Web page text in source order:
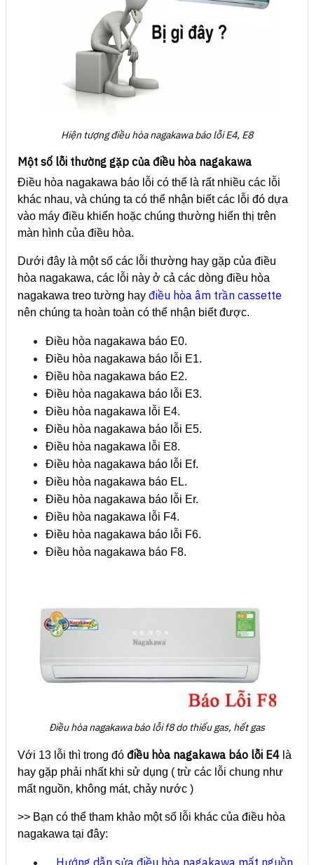
Hiện tượng điều hòa nagakawa báo lỗi E4, E8
Một số lỗi thường gặp của điều hòa nagakawa
Điều hòa nagakawa báo lỗi có thể là rất nhiều các lỗi
khác nhau, và chúng ta có thể nhận biết các lỗi đó dựa
vào máy điều khiển hoặc chúng thường hiển thị trên
màn hình của điều hòa.
Dưới đây là một số các lỗi thường hay gặp của điều
hòa nagakawa, các lỗi này ở cả các dòng điều hòa
nagakawa treo tường hay điều hòa âm trần cassette
nên chúng ta hoàn toàn có thể nhận biết được.
Điều hòa nagakawa báo E0.
Điều hòa nagakawa báo lỗi E1.
Điều hòa nagakawa báo E2.
Điều hòa nagakawa báo lỗi E3.
Điều hòa nagakawa lỗi E4.
Điều hòa nagakawa báo lỗi E5.
Điều hòa nagakawa lỗi E8.
Điều hòa nagakawa báo lỗi Ef.
Điều hòa nagakawa báo EL.
Điều hòa nagakawa báo lỗi Er.
Điều hòa nagakawa lỗi F4.
Điều hòa nagakawa báo lỗi F6.
Điều hòa nagakawa báo F8.
Điều hòa nagakawa báo lỗi f8 do thiếu gas, hết gas
Với 13 lỗi thì trong đó điều hòa nagakawa báo lỗi E4 là
hay gặp phải nhất khi sử dụng ( trừ các lỗi chung như
mất nguồn, không mát, chảy nước )
>> Bạn có thể tham khảo một số lỗi khác của điều hòa
nagakawa tại đây: